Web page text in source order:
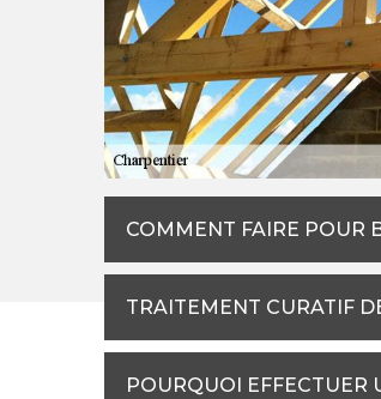
COMMENT FAIRE POUR
TRAITEMENT CURATIF
POURQUOI EFFECTUER